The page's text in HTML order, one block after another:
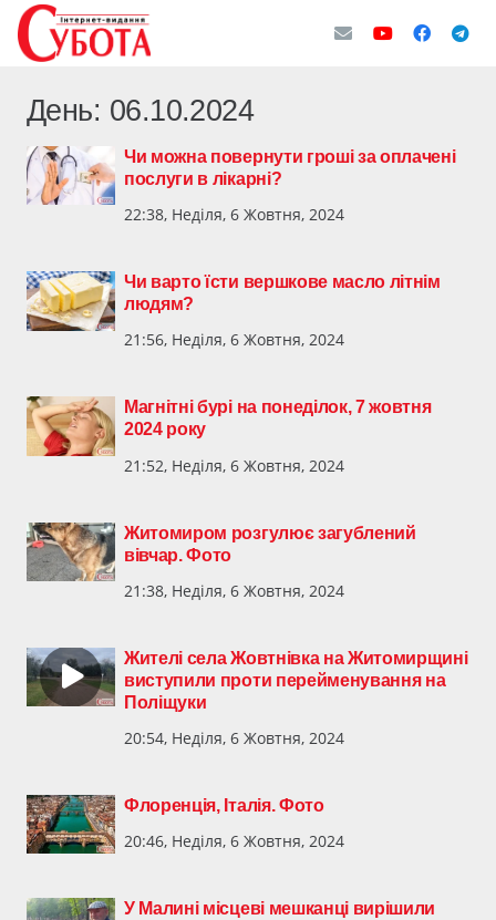
День: 06.10.2024
Чи можна повернути гроші за оплачені
послуги в лікарні?
22:38, Неділя, 6 Жовтня, 2024
Чи варто їсти вершкове масло літнім
людям?
21:56, Неділя, 6 Жовтня, 2024
Магнітні бурі на понеділок, 7 жовтня
2024 року
21:52, Неділя, 6 Жовтня, 2024
Житомиром розгулює загублений
вівчар. Фото
21:38, Неділя, 6 Жовтня, 2024
Жителі села Жовтнівка на Житомирщині
виступили проти перейменування на
Поліщуки
20:54, Неділя, 6 Жовтня, 2024
Флоренція, Італія. Фото
20:46, Неділя, 6 Жовтня, 2024
У Малині місцеві мешканці вирішили